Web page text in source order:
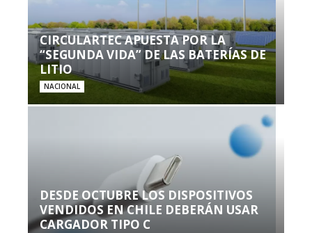
CIRCULARTEC APUESTA POR LA
“SEGUNDA VIDA” DE LAS BATERÍAS DE
LITIO
NACIONAL
DESDE OCTUBRE LOS DISPOSITIVOS
VENDIDOS EN CHILE DEBERÁN USAR
CARGADOR TIPO C